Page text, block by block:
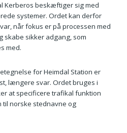
Kerberos beskæftiger sig med
systemer. Ordet kan derfor
når fokus er på processen med
sikker adgang, som
med.
for Heimdal Station er
længere svar. Ordet bruges i
at specificere trafikal funktion
norske stednavne og